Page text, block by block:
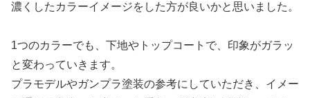
濃くしたカラーイメージをした方が良いかと思いました。
1つのカラーでも、下地やトップコートで、印象がガラッ
と変わっていきます。
プラモデルやガンプラ塗装の参考にしていただき、イメー